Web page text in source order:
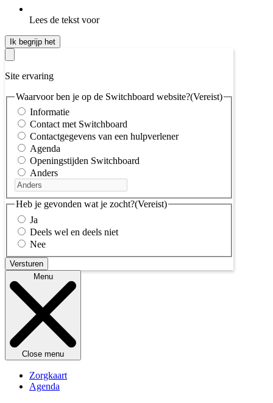
Lees de tekst voor
Ik begrijp het
Site ervaring
Waarvoor ben je op de Switchboard website?(Vereist)
Informatie
Contact met Switchboard
Contactgegevens van een hulpverlener
Agenda
Openingstijden Switchboard
Anders
Heb je gevonden wat je zocht?(Vereist)
Ja
Deels wel en deels niet
Nee
Menu
Close menu
Zorgkaart
Agenda